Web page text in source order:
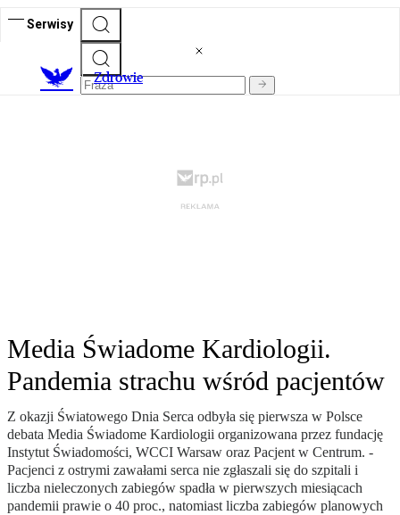
Serwisy
Zdrowie
Media Świadome Kardiologii.
Pandemia strachu wśród pacjentów
Z okazji Światowego Dnia Serca odbyła się pierwsza w Polsce
debata Media Świadome Kardiologii organizowana przez fundację
Instytut Świadomości, WCCI Warsaw oraz Pacjent w Centrum. -
Pacjenci z ostrymi zawałami serca nie zgłaszali się do szpitali i
liczba nieleczonych zabiegów spadła w pierwszych miesiącach
pandemii prawie o 40 proc., natomiast liczba zabiegów planowych